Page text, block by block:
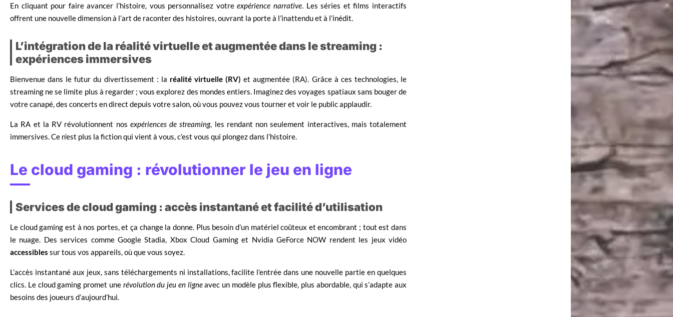
En cliquant pour faire avancer l’histoire, vous personnalisez votreexpérience narrative. Les séries et films interactifs
offrent une nouvelle dimension à l’art de raconter des histoires, ouvrant la porte à l’inattendu et à l’inédit.
L’intégration de la réalité virtuelle et augmentée dans le streaming :
expériences immersives
Bienvenue dans le futur du divertissement : la réalité virtuelle (RV) et augmentée (RA). Grâce à ces technologies, le
streaming ne se limite plus à regarder ; vous explorez des mondes entiers. Imaginez des voyages spatiaux sans bouger de
votre canapé, des concerts en direct depuis votre salon, où vous pouvez vous tourner et voir le public applaudir.
La RA et la RV révolutionnent nos expériences de streaming, les rendant non seulement interactives, mais totalement
immersives. Ce n’est plus la fiction qui vient à vous, c’est vous qui plongez dans l’histoire.
Le cloud gaming : révolutionner le jeu en ligne
Services de cloud gaming : accès instantané et facilité d’utilisation
Le cloud gaming est à nos portes, et ça change la donne. Plus besoin d’un matériel coûteux et encombrant ; tout est dans
le nuage. Des services comme Google Stadia, Xbox Cloud Gaming et Nvidia GeForce NOW rendent les jeux vidéo
accessibles sur tous vos appareils, où que vous soyez.
L’accès instantané aux jeux, sans téléchargements ni installations, facilite l’entrée dans une nouvelle partie en quelques
clics. Le cloud gaming promet une révolution du jeu en ligneavec un modèle plus flexible, plus abordable, qui s’adapte aux
besoins des joueurs d’aujourd’hui.